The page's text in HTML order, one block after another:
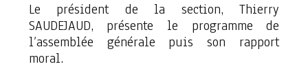
Le président de la section, Thierry
SAUDEJAUD, présente le programme de
l’assemblée générale puis son rapport
moral.